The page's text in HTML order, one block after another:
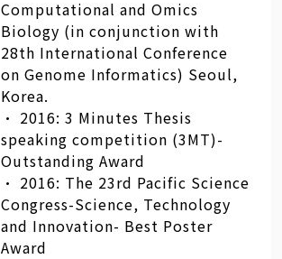
Computational and Omics
Biology (in conjunction with
28th International Conference
on Genome Informatics) Seoul,
Korea.
• 2016: 3 Minutes Thesis
speaking competition (3MT)-
Outstanding Award
• 2016: The 23rd Pacific Science
Congress-Science, Technology
and Innovation- Best Poster
Award